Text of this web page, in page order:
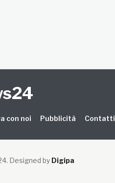
con noi Pubblicità Contatti
. Designed by Digipa